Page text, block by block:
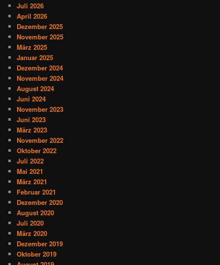
Juli 2026
April 2026
Dezember 2025
November 2025
März 2025
Januar 2025
Dezember 2024
November 2024
August 2024
Juni 2024
November 2023
Juni 2023
März 2023
November 2022
Oktober 2022
Juli 2022
Mai 2021
März 2021
Februar 2021
Dezember 2020
August 2020
Juli 2020
März 2020
Dezember 2019
Oktober 2019